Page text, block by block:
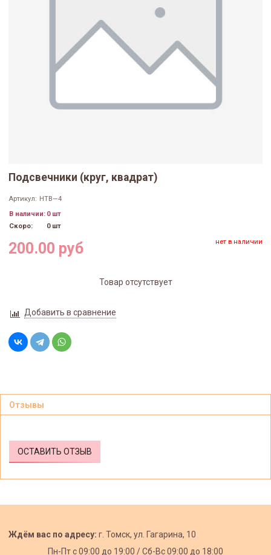
Подсвечники (круг, квадрат)
Артикул: НТВ—4
В наличии: 0 шт
Скоро:
0 шт
200.00 руб нет в наличии
Товар отсутствует
Добавить в сравнение
Отзывы
ОСТАВИТЬ ОТЗЫВ
Ждём вас по адресу: г. Томск, ул. Гагарина, 10
Пн-Пт с09:00 до 19:00 /Сб-Вс 09:00 до 18:00